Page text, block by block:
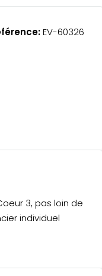
EV-60326
3, pas loin de
individuel